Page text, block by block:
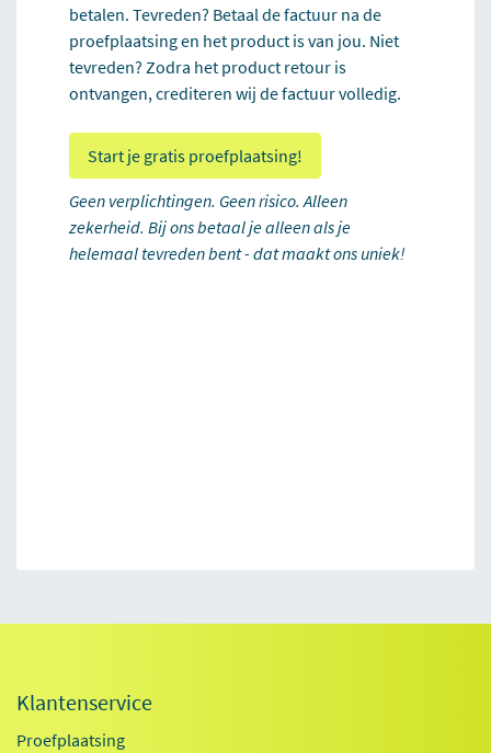
betalen. Tevreden? Betaal de factuur na de
proefplaatsing en het product is van jou. Niet
tevreden? Zodra het product retour is
ontvangen, crediteren wij de factuur volledig.
Start je gratis proefplaatsing!
Geen verplichtingen. Geen risico. Alleen
zekerheid. Bij ons betaal je alleen als je
helemaal tevreden bent - dat maakt ons uniek!
Klantenservice
Proefplaatsing